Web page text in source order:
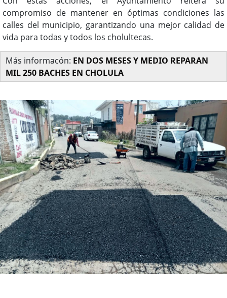
compromiso de mantener en óptimas condiciones las
calles del municipio, garantizando una mejor calidad de
vida para todas y todos los cholultecas.
Más informacón: EN DOS MESES Y MEDIO REPARAN
MIL 250 BACHES EN CHOLULA